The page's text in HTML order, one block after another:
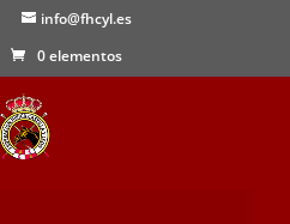
info@fhcyl.es
0 elementos